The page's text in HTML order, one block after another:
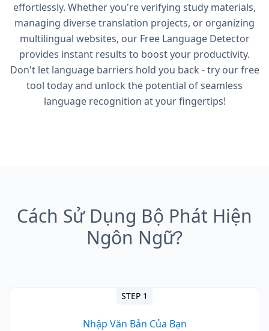
effortlessly. Whether you're verifying study materials,
managing diverse translation projects, or organizing
multilingual websites, our Free Language Detector
provides instant results to boost your productivity.
Don't let language barriers hold you back - try our free
tool today and unlock the potential of seamless
language recognition at your fingertips!
Cách Sử Dụng Bộ Phát Hiện
Ngôn Ngữ?
STEP 1
Nhập Văn Bản Của Bạn